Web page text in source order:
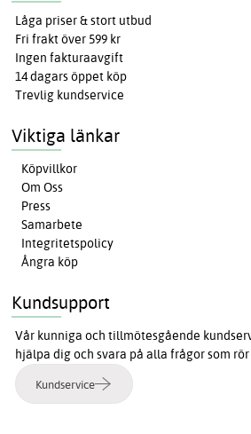
Låga priser & stort utbud
Fri frakt över 599 kr
Ingen fakturaavgift
14 dagars öppet köp
Trevlig kundservice
Viktiga länkar
Köpvillkor
Om Oss
Press
Samarbete
Integritetspolicy
Ångra köp
Kundsupport
Vår kunniga och tillmötesgående
hjälpa dig och svara på alla frågor som
Kundservice